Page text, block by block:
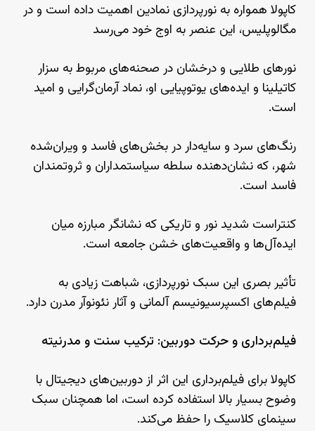
کاپولا همواره به نورپردازی نمادین اهمیت داده است و در
مگالوپلیس، این عنصر به اوج خود می‌رسد
نورهای طلایی و درخشان در صحنه‌های مربوط به سزار
کاتیلینا و ایده‌های یوتوپیایی او، نماد آرمان‌گرایی و امید
است.
رنگ‌های سرد و سایه‌دار در بخش‌های فاسد و ویران‌شده
شهر، که نشان‌دهنده سلطه سیاستمداران و ثروتمندان
فاسد است.
کنتراست شدید نور و تاریکی که نشانگر مبارزه میان
ایده‌آل‌ها و واقعیت‌های خشن جامعه است.
تأثیر بصری این سبک نورپردازی، شباهت زیادی به
فیلم‌های اکسپرسیونیسم آلمانی و آثار نئونوآر مدرن دارد.
فیلم‌برداری و حرکت دوربین: ترکیب سنت و مدرنیته
کاپولا برای فیلم‌برداری این اثر از دوربین‌های دیجیتال با
وضوح بسیار بالا استفاده کرده است، اما همچنان سبک
سینمای کلاسیک را حفظ می‌کند.